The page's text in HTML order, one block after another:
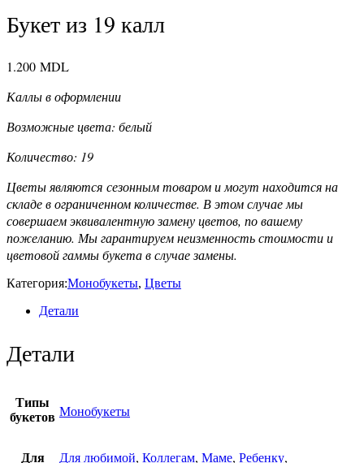
Букет из 19 калл
1.200 MDL
Каллы в оформлении
Возможные цвета: белый
Количество: 19
Цветы являются сезонным товаром и могут находится на
складе в ограниченном количестве. В этом случае мы
совершаем эквивалентную замену цветов, по вашему
пожеланию. Мы гарантируем неизменность стоимости и
цветовой гаммы букета в случае замены.
Категория:Монобукеты, Цветы
Детали
Детали
Типы
букетов Монобукеты
Для
Для любимой, Коллегам, Маме, Ребенку,